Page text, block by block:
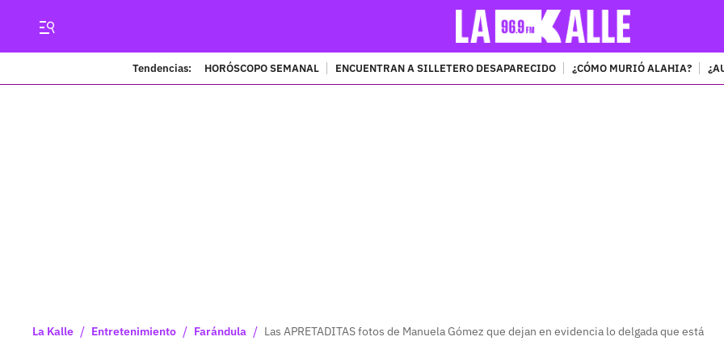
Tendencias: HORÓSCOPO SEMANAL ENCUENTRAN A SILLETERO DESAPARECIDO ¿CÓMO MURIÓ ALAHIA?
La Kalle / Entretenimiento / Farándula / Las APRETADITAS fotos de Manuela Gómez que dejan en evidencia lo delgada que está